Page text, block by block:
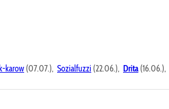
karow (07.07.), Sozialfuzzi (22.06.), Drita (16.06.),